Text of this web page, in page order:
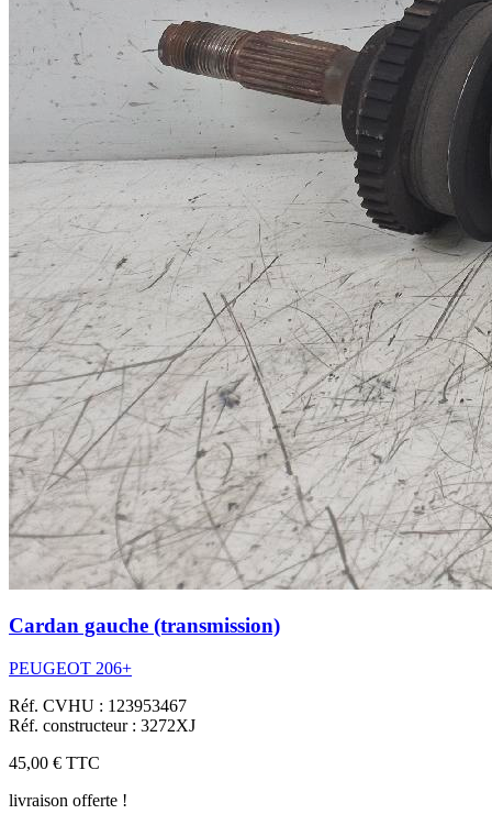
Cardan gauche (transmission)
PEUGEOT 206+
Réf. CVHU : 123953467
Réf. constructeur : 3272XJ
45,00 € TTC
livraison offerte !